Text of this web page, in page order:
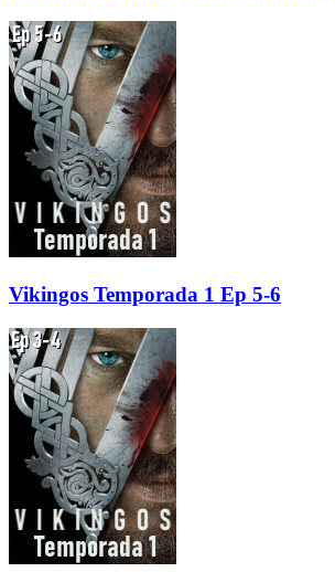
Vikingos Temporada 1 Ep 5-6